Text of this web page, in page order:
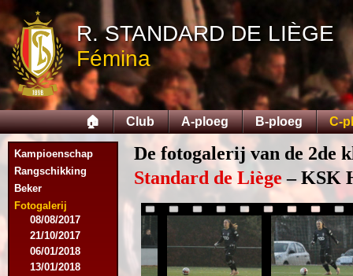
R. STANDARD DE LIÈGE
Fémina
🏠 Club A-ploeg B-ploeg C-
Kampioenschap
Rangschikking
Beker
Fotogalerij
07/11/2015
21/11/2015
12/12/2015
27/02/2016
12/03/2016
07/08/2016
27/08/2016
03/09/2016
17/09/2016
10/01/2017
18/02/2017
25/02/2017
29/04/2017
08/08/2017
21/10/2017
06/01/2018
13/01/2018
De fotogalerij van de 2de
Standard de Liège– KSK